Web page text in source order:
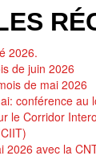
2026.
de juin 2026
de mai 2026
conférence au
le Corridor
2026 avec la